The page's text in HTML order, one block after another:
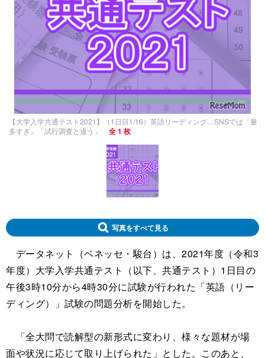
【大学入学共通テスト2021】（1日目1/16）英語リーディング…SNSでは「量
多すぎ」「試行調査と違う」
全 1 枚
写真をすべて見る
データネット（ベネッセ・駿台）は、2021年度（令和3
年度）大学入学共通テスト（以下、共通テスト）1日目の
午後3時10分から4時30分に試験が行われた「英語（リー
ディング）」試験の問題分析を開始した。
「全大問で読解型の新形式に変わり、様々な題材が場
面や状況に応じて取り上げられた」とした。このあと、